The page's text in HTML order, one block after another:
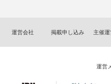
運営会社 掲載申し込み 主催
運営